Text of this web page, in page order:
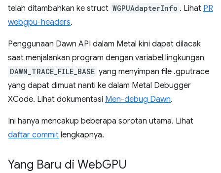
telah ditambahkan ke struct WGPUAdapterInfo . Lihat PR
webgpu-headers.
Penggunaan Dawn API dalam Metal kini dapat dilacak
saat menjalankan program dengan variabel lingkungan
DAWN_TRACE_FILE_BASE yang menyimpan file .gputrace
yang dapat dimuat nanti ke dalam Metal Debugger
XCode. Lihat dokumentasi Men-debug Dawn.
Ini hanya mencakup beberapa sorotan utama. Lihat
daftar commit lengkapnya.
Yang Baru di WebGPU